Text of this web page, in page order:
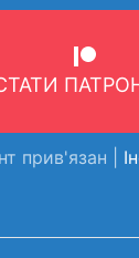
прив'язан |